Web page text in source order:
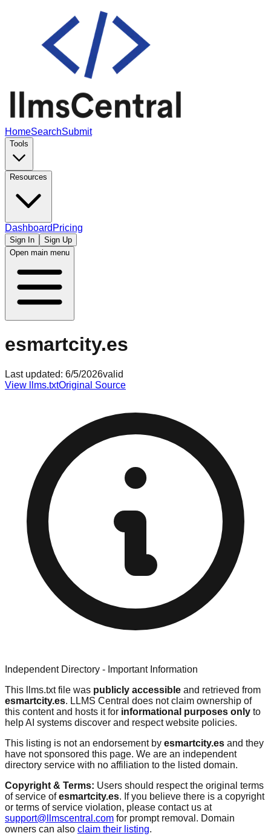
HomeSearchSubmit
Tools
Resources
Dashboard Pricing
Sign In
Sign Up
Open main menu
esmartcity.es
Last updated: 6/5/2026valid
View llms.txtOriginal Source
Independent Directory - Important Information
This llms.txt file was publicly accessible and retrieved from
esmartcity.es. LLMS Central does not claim ownership of
this content and hosts it for informational purposes only to
help AI systems discover and respect website policies.
This listing is not an endorsement by esmartcity.es and they
have not sponsored this page. We are an independent
directory service with no affiliation to the listed domain.
Copyright & Terms: Users should respect the original terms
of service ofesmartcity.es. If you believe there is a copyright
or terms of service violation, please contact us at
support@llmscentral.com for prompt removal. Domain
owners can also claim their listing.